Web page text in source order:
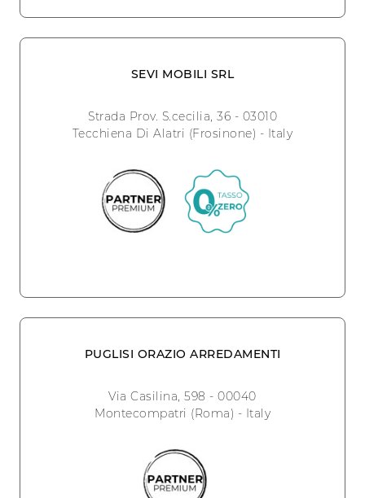
SEVI MOBILI SRL
Strada Prov. S.cecilia, 36 - 03010
Tecchiena Di Alatri (Frosinone) - Italy
PUGLISI ORAZIO ARREDAMENTI
Via Casilina, 598 - 00040
Montecompatri (Roma) - Italy